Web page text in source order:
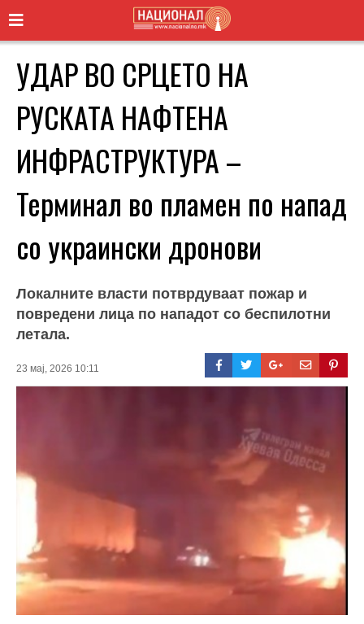
УДАР ВО СРЦЕТО НА
РУСКАТА НАФТЕНА
ИНФРАСТРУКТУРА –
Терминал во пламен по напад
со украински дронови
Локалните власти потврдуваат пожар и
повредени лица по нападот со беспилотни
летала.
23 мај, 2026 10:11